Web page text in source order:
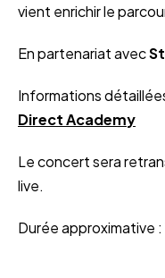
vient enrichir le
En partenariat avec
Informations
Direct Academy
Le concert sera
live.
Durée approximative :